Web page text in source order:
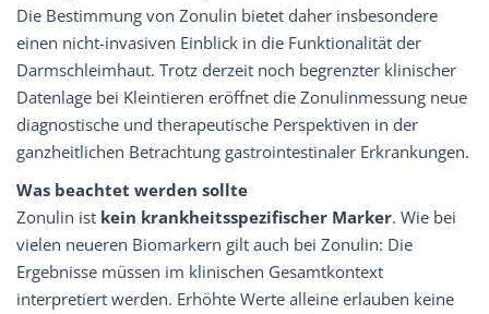
Die Bestimmung von Zonulin bietet daher insbesondere
einen nicht-invasiven Einblick in die Funktionalität der
Darmschleimhaut. Trotz derzeit noch begrenzter klinischer
Datenlage bei Kleintieren eröffnet die Zonulinmessung neue
diagnostische und therapeutische Perspektiven in der
ganzheitlichen Betrachtung gastrointestinaler Erkrankungen.
Was beachtet werden sollte
Zonulin ist kein krankheitsspezifischer Marker. Wie bei
vielen neueren Biomarkern gilt auch bei Zonulin: Die
Ergebnisse müssen im klinischen Gesamtkontext
interpretiert werden. Erhöhte Werte alleine erlauben keine